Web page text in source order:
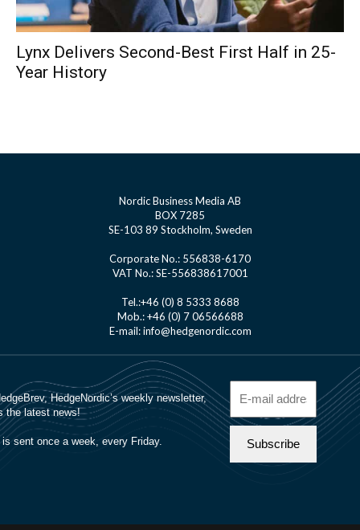
Lynx Delivers Second-Best First Half in 25-
Year History
Nordic Business Media AB
BOX 7285
SE-103 89 Stockholm, Sweden
Corporate No.: 556838-6170
VAT No.: SE-556838617001
Tel.:+46 (0) 8 5333 8688
Mob.: +46 (0) 7 06566688
E-mail: info@hedgenordic.com